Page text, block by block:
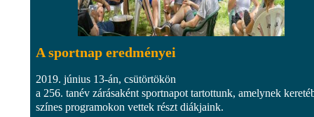
A sportnap eredményei
2019. június 13-án, csütörtökön
a 256. tanév zárásaként sportnapot tartottunk, amelynek
színes programokon vettek részt diákjaink.